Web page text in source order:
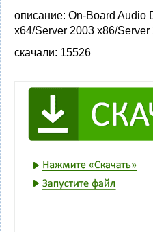
описание: On-Board Audio
x64/Server 2003 x86/Server
скачали: 15526